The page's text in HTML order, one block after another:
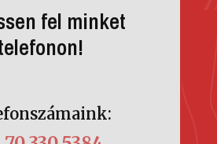
fel minket